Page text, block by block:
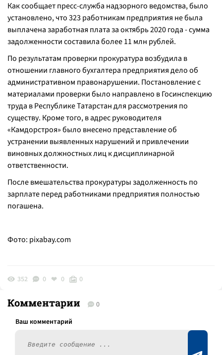
Как сообщает пресс-служба надзорного ведомства, было
установлено, что 323 работникам предприятия не была
выплачена заработная плата за октябрь 2020 года - сумма
задолженности составила более 11 млн рублей.
По результатам проверки прокуратура возбудила в
отношении главного бухгалтера предприятия дело об
административном правонарушении. Постановление с
материалами проверки было направлено в Госинспекцию
труда в Республике Татарстан для рассмотрения по
существу. Кроме того, в адрес руководителя
«Камдорстроя» было внесено представление об
устранении выявленных нарушений и привлечении
виновных должностных лиц к дисциплинарной
ответственности.
После вмешательства прокуратуры задолженность по
зарплате перед работниками предприятия полностью
погашена.
Фото: pixabay.com
352 0 0 0
Комментарии 0